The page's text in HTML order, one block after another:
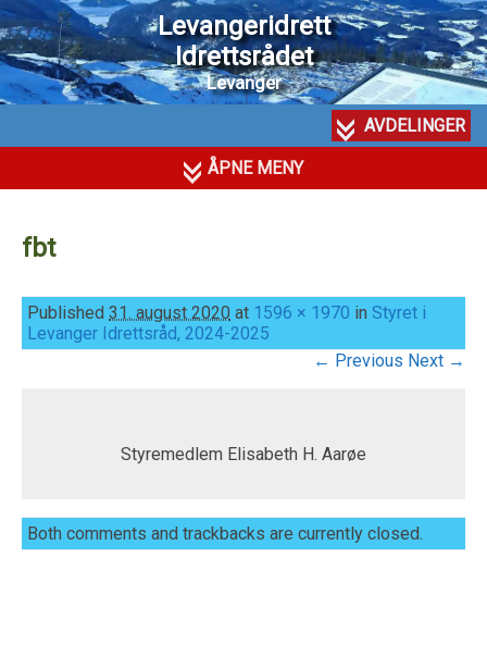
Levangeridrett
Idrettsrådet
Levanger
AVDELINGER
ÅPNE MENY
fbt
Published 31. august 2020 at 1596 × 1970 in Styret i
Levanger Idrettsråd, 2024-2025
← Previous Next →
Styremedlem Elisabeth H. Aarøe
Both comments and trackbacks are currently closed.